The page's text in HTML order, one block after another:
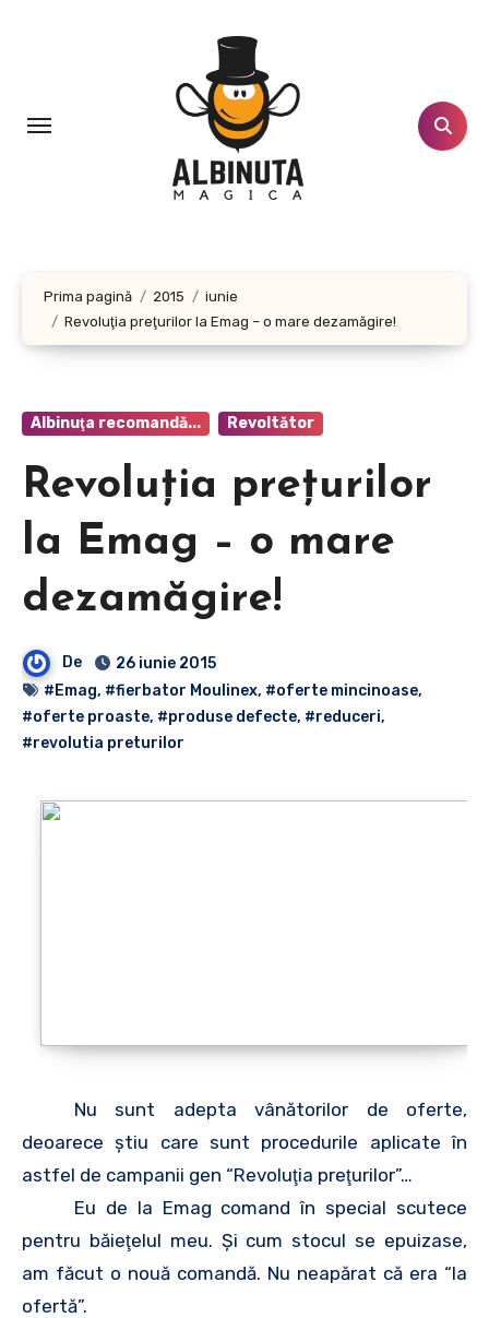
Prima pagină 2015
iunie
Revoluţia preţurilor la Emag – o mare dezamăgire!
Albinuţa recomandă... Revoltător
Revoluţia preţurilor
la Emag – o mare
dezamăgire!
De
26 iunie 2015
#Emag, #fierbator Moulinex, #oferte mincinoase,
#oferte proaste, #produse defecte, #reduceri,
#revolutia preturilor
Nu sunt adepta vânătorilor de oferte,
deoarece ştiu care sunt procedurile aplicate în
astfel de campanii gen “Revoluţia preţurilor”…
Eu de la Emag comand în special scutece
pentru băieţelul meu. Şi cum stocul se epuizase,
am făcut o nouă comandă. Nu neapărat că era “la
ofertă”.